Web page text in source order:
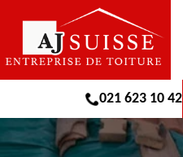
021 623 10 42